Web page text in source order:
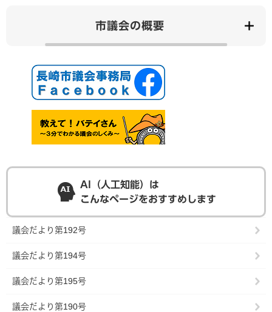
市議会の概要
AI（人工知能）は
こんなページをおすすめします
議会だより第192号
議会だより第194号
議会だより第195号
議会だより第190号